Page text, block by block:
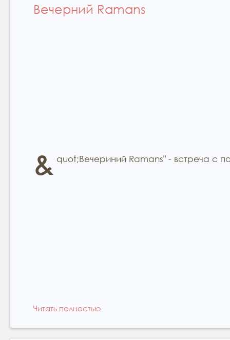
Вечерний Ramans
& quot;Вечериний Ramans" - встреча с
Читать полностью